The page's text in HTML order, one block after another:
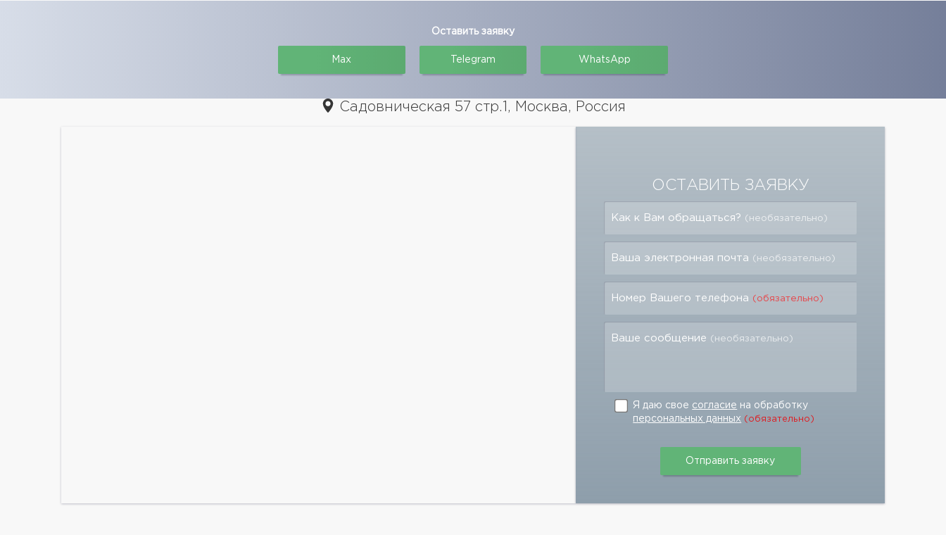
Оставить заявку
Max Telegram WhatsApp
Садовническая 57 стр.1, Москва, Россия
ОСТАВИТЬ ЗАЯВКУ
Как к Вам обращаться? (необязательно)
Ваша электронная почта (необязательно)
Номер Вашего телефона (обязательно)
Ваше сообщение (необязательно)
Я даю свое согласие на обработку
персональных данных (обязательно)